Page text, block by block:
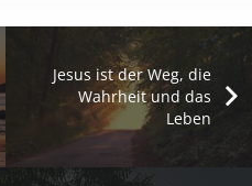
Jesus ist der Weg, die
Wahrheit und das
Leben